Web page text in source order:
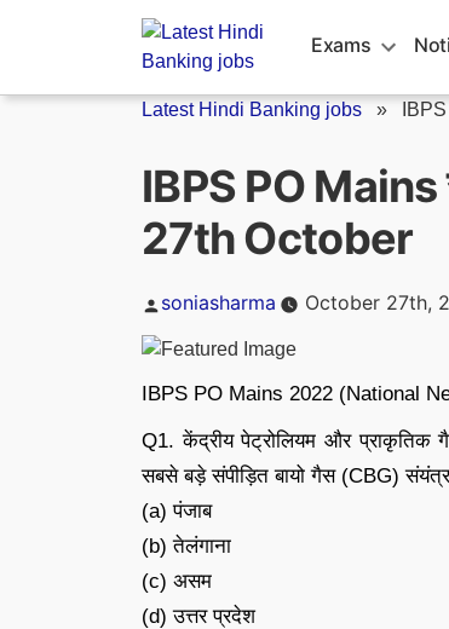
Exams
Latest Hindi Banking jobs »
IBPS PO Mains
27th October
Posted
soniasharma October 27th,
IBPS PO Mains 2022 (National
Q1. केंद्रीय पेट्रोलियम और प्राकृतिक
सबसे बड़े संपीड़ित बायो गैस (CBG)
(a) पंजाब
(b) तेलंगाना
(c) असम
(d) उत्तर प्रदेश